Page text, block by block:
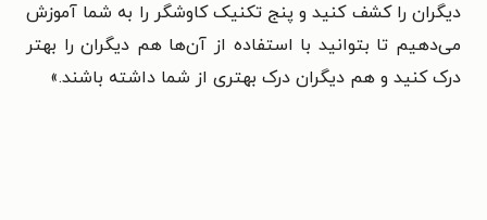
دیگران را کشف کنید و پنج تکنیک کاوشگر را به شما آموزش
می‌دهیم تا بتوانید با استفاده از آن‌ها هم دیگران را بهتر
درک کنید و هم دیگران درک بهتری از شما داشته باشند.»